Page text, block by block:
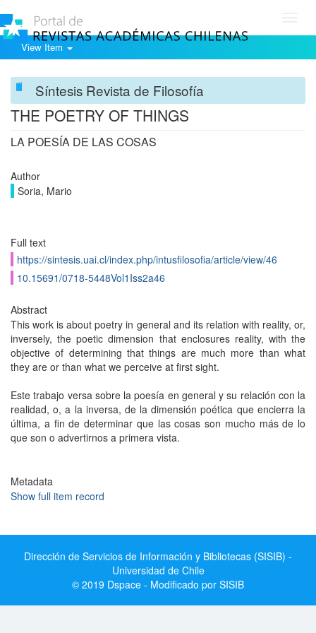
View Item
Síntesis Revista de Filosofía
THE POETRY OF THINGS
LA POESÍA DE LAS COSAS
Author
Soria, Mario
Full text
https://sintesis.uai.cl/index.php/intusfilosofia/article/view/46
10.15691/0718-5448Vol1Iss2a46
Abstract
This work is about poetry in general and its relation with reality, or,
inversely, the poetic dimension that enclosures reality, with the
objective of determining that things are much more than what
they are or than what we perceive at first sight.
Este trabajo versa sobre la poesía en general y su relación con la
realidad, o, a la inversa, de la dimensión poética que encierra la
última, a fin de determinar que las cosas son mucho más de lo
que son o advertirnos a primera vista.
Metadata
Show full item record
Dirección de Servicios de Información y Bibliotecas (SISIB) -
Universidad de Chile
© 2019 Dspace - Modificado por SISIB